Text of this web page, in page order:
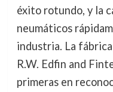
éxito rotundo, y la
neumáticos
industria. La
R.W. Edfin and
primeras en